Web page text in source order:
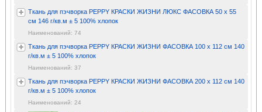
Ткань для пэчворка PEPPY КРАСКИ ЖИЗНИ ЛЮКС ФАСОВКА 50 x 55
см 146 г/кв.м ± 5 100% хлопок
Наименований: 74
Ткань для пэчворка PEPPY КРАСКИ ЖИЗНИ ФАСОВКА 100 x 112 см 140
г/кв.м ± 5 100% хлопок
Наименований: 37
Ткань для пэчворка PEPPY КРАСКИ ЖИЗНИ ФАСОВКА 200 x 112 см 140
г/кв.м ± 5 100% хлопок
Наименований: 24